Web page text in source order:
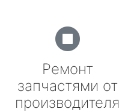
Ремонт
запчастями от
производителя